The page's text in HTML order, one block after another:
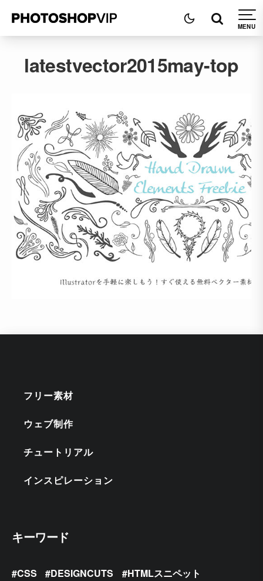
latestvector2015may-top
フリー素材
ウェブ制作
チュートリアル
インスピレーション
キーワード
CSS DESIGNCUTS
HTMLスニペット